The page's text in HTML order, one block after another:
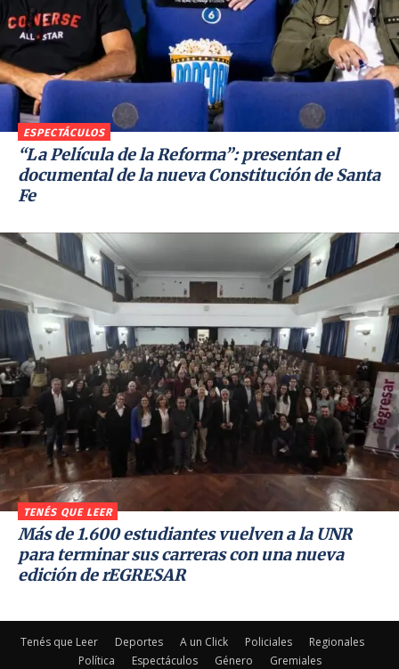
ESPECTÁCULOS
“La Película de la Reforma”: presentan el
documental de la nueva Constitución de Santa
Fe
TENÉS QUE LEER
Más de 1.600 estudiantes vuelven a la UNR
para terminar sus carreras con una nueva
edición de rEGRESAR
Tenés que Leer Deportes A un Click Policiales
Regionales
Política
Espectáculos Género Gremiales